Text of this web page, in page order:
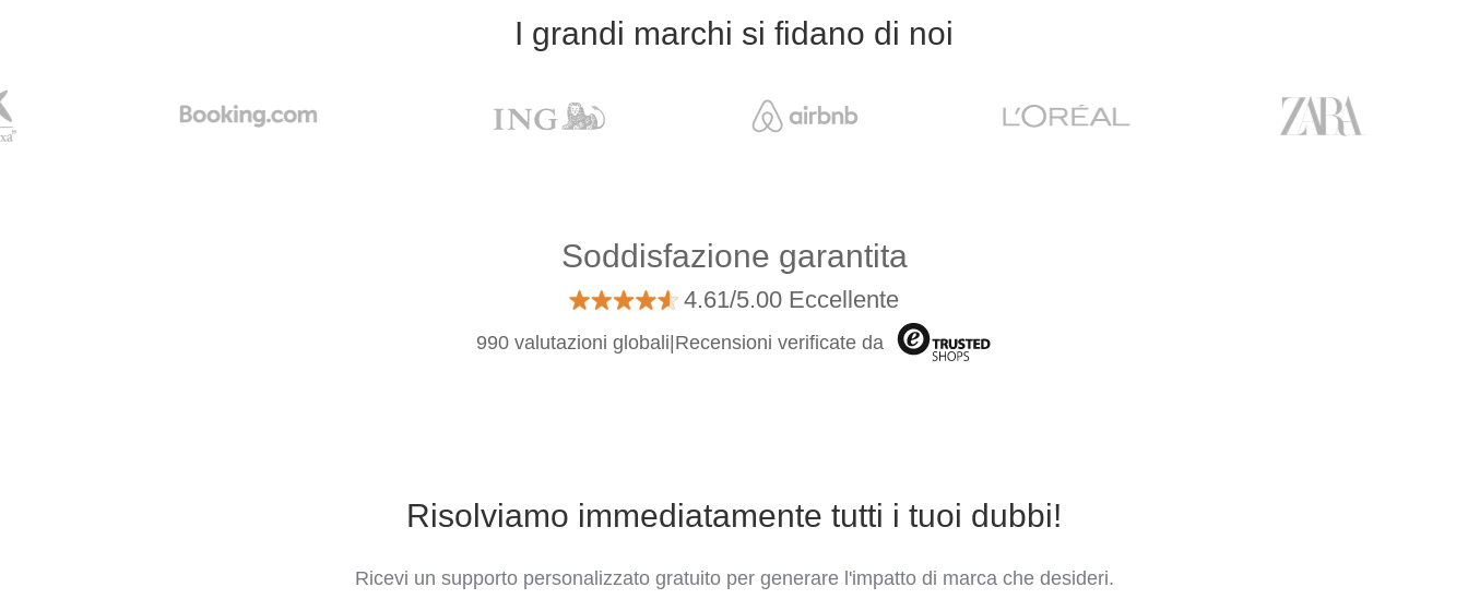
I grandi marchi si fidano di noi
Soddisfazione garantita
4.61/5.00 Eccellente
990 valutazioni globali Recensioni verificate da
Risolviamo immediatamente tutti i tuoi dubbi!
Ricevi un supporto personalizzato gratuito per generare l'impatto di marca che desideri.